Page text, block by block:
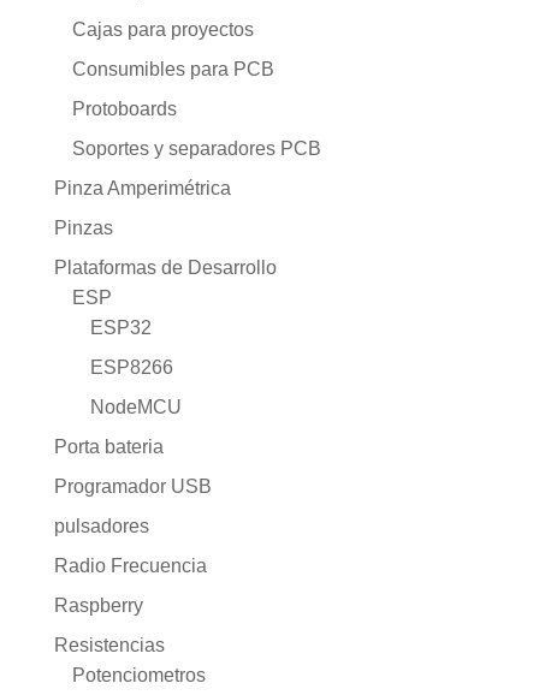
Cajas para proyectos
Consumibles para PCB
Protoboards
Soportes y separadores PCB
Pinza Amperimétrica
Pinzas
Plataformas de Desarrollo
ESP
ESP32
ESP8266
NodeMCU
Porta bateria
Programador USB
pulsadores
Radio Frecuencia
Raspberry
Resistencias
Potenciometros